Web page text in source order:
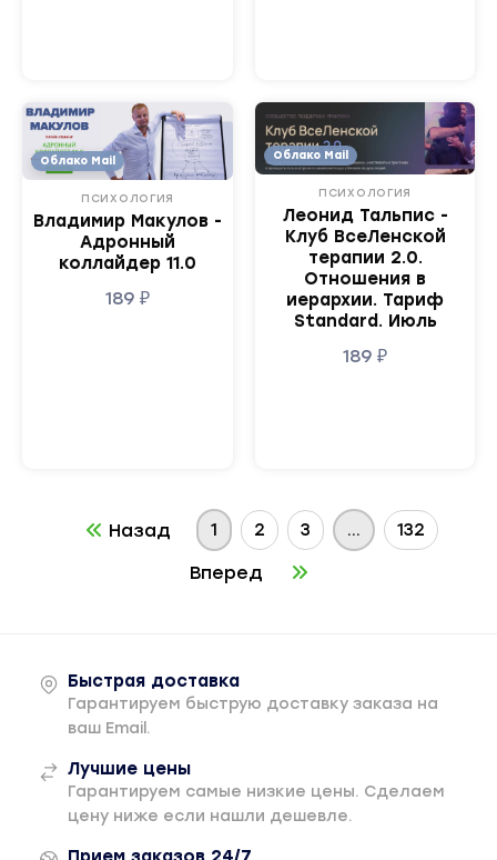
Облако Mail
ПСИХОЛОГИЯ
Владимир Макулов -
Адронный
коллайдер 11.0
189 ₽
Облако Mail
ПСИХОЛОГИЯ
Леонид Тальпис -
Клуб ВсеЛенской
терапии 2.0.
Отношения в
иерархии. Тариф
Standard. Июль
189 ₽
Назад 1 2 3 ... 132
Вперед
Быстрая доставка
Гарантируем быструю доставку заказа на
ваш Email.
Лучшие цены
Гарантируем самые низкие цены. Сделаем
цену ниже если нашли дешевле.